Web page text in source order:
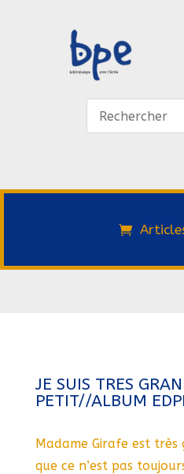
JE SUIS TRES
PETIT//ALBUM
Madame Girafe est
que ce n’est pas